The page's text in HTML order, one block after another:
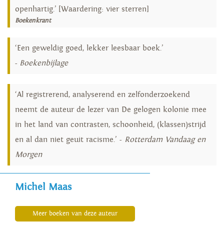
openhartig.’ [Waardering: vier sterren]
Boekenkrant
‘Een geweldig goed, lekker leesbaar boek.’
- Boekenbijlage
‘Al registrerend, analyserend en zelfonderzoekend
neemt de auteur de lezer van De gelogen kolonie mee
in het land van contrasten, schoonheid, (klassen)strijd
en al dan niet geuit racisme.’ - Rotterdam Vandaag en
Morgen
Michel Maas
Meer boeken van deze auteur